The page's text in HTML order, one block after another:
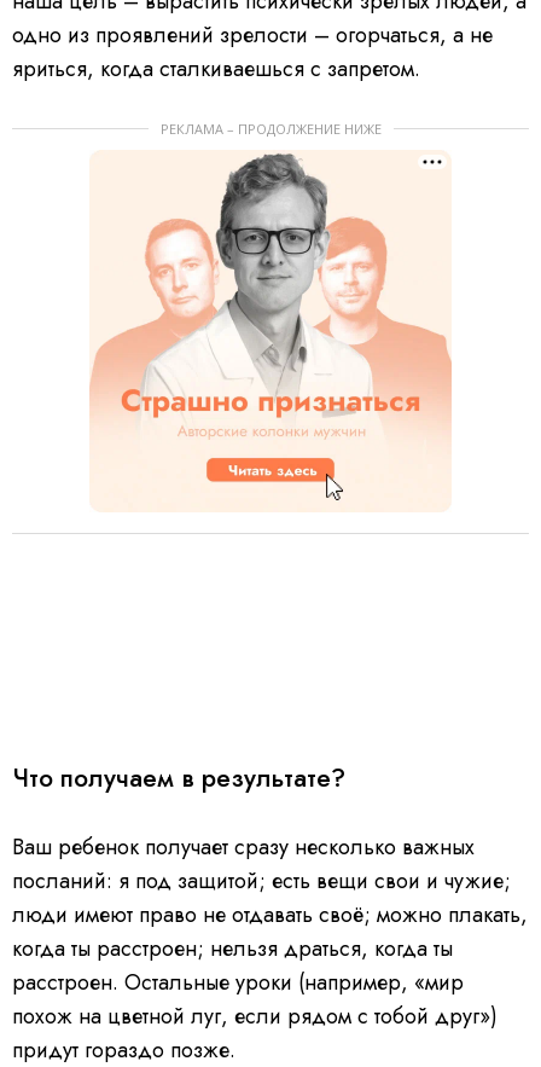
одно из проявлений зрелости – огорчаться, а не
яриться, когда сталкиваешься с запретом.
РЕКЛАМА – ПРОДОЛЖЕНИЕ НИЖЕ
Что получаем в результате?
Ваш ребенок получает сразу несколько важных
посланий: я под защитой; есть вещи свои и чужие;
люди имеют право не отдавать своё; можно плакать,
когда ты расстроен; нельзя драться, когда ты
расстроен. Остальные уроки (например, «мир
похож на цветной луг, если рядом с тобой друг»)
придут гораздо позже.